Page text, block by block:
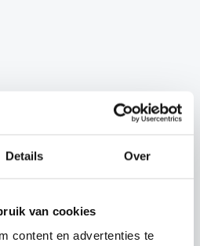
Details Over
van cookies
content en advertenties te